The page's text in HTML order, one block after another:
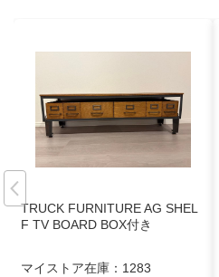
TRUCK FURNITURE AG SHEL
F TV BOARD BOX付き
マイストア在庫： 1283